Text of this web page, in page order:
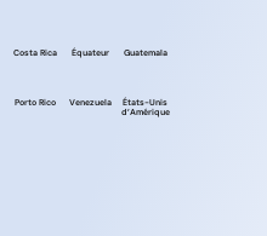
Costa Rica Équateur Guatemala
Porto Rico Venezuela
États-Unis
d’Amérique